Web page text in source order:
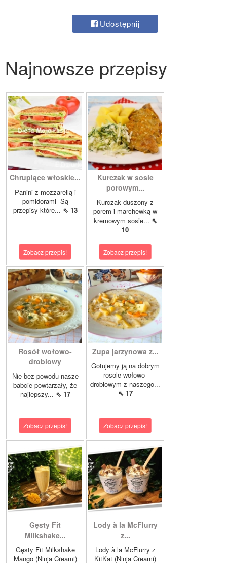
Udostępnij
Najnowsze przepisy
Chrupiące włoskie...
Panini z mozzarellą i
pomidorami Są
przepisy które... ⇖ 13
Zobacz przepis!
Kurczak w sosie
porowym...
Kurczak duszony z
porem i marchewką w
kremowym sosie... ⇖
10
Zobacz przepis!
Rosół wołowo-
drobiowy
Nie bez powodu nasze
babcie powtarzały, że
najlepszy... ⇖ 17
Zobacz przepis!
Zupa jarzynowa z...
Gotujemy ją na dobrym
rosole wołowo-
drobiowym z naszego...
⇖ 17
Zobacz przepis!
Gęsty Fit
Milkshake...
Gęsty Fit Milkshake
Mango (Ninja Creami)
Lody à la McFlurry
z...
Lody à la McFlurry z
KitKat (Ninja Creami)